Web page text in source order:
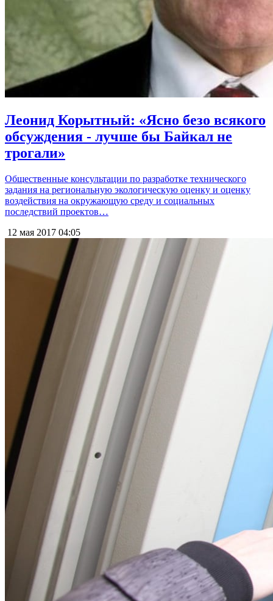
Леонид Корытный: «Ясно безо всякого
обсуждения - лучше бы Байкал не
трогали»
Общественные консультации по разработке технического
задания на региональную экологическую оценку и оценку
воздействия на окружающую среду и социальных
последствий проектов…
12 мая 2017 04:05